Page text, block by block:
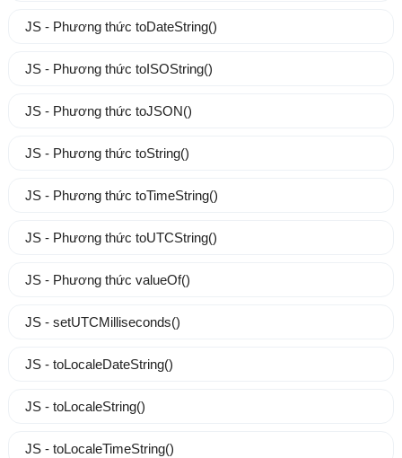
JS - Phương thức toDateString()
JS - Phương thức toISOString()
JS - Phương thức toJSON()
JS - Phương thức toString()
JS - Phương thức toTimeString()
JS - Phương thức toUTCString()
JS - Phương thức valueOf()
JS - setUTCMilliseconds()
JS - toLocaleDateString()
JS - toLocaleString()
JS - toLocaleTimeString()